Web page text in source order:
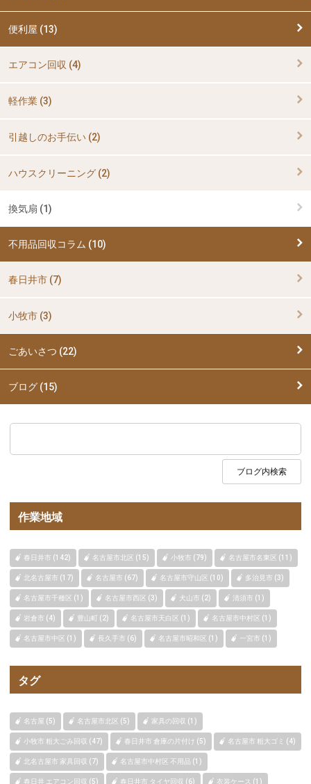
便利屋 (13)
エアコン回収 (4)
軽作業 (3)
引越しのお手伝い (2)
ハウスクリーニング (2)
換気扇 (1)
不用品回収コラム (10)
春日井市 (7)
小牧市 (3)
ごあいさつ (22)
ブログ (15)
作業地域
春日井市 (142) 名古屋市北区 (15) 小牧市 (79) 名古屋市名東区 (11)
北名古屋市 (17) 名古屋市 (67) 名古屋市守山区 (10) 多治見市 (3)
名古屋市千種区 (1) 名古屋市西区 (3) 犬山市 (2) 清須市 (1)
岩倉市 (4) 豊山町 (2) 名古屋市天白区 (1) 名古屋市中村区 (1)
名古屋市中区 (1) 長久手市 (6) 名古屋市昭和区 (1) 一宮市 (1)
タグ
名古屋 (5) 名古屋市北区 (5) 家具の回収 (1)
小牧市 粗大ごみ回収 (47) 春日井市 倉庫の片付け (5) 名古屋市 粗大ゴミ (4)
北名古屋市 家具回収 (7) 名古屋市中村区 不用品 (1)
春日井 エアコン回収 (5) 春日井市 タイヤ回収 (6) 衣装ケース (1)